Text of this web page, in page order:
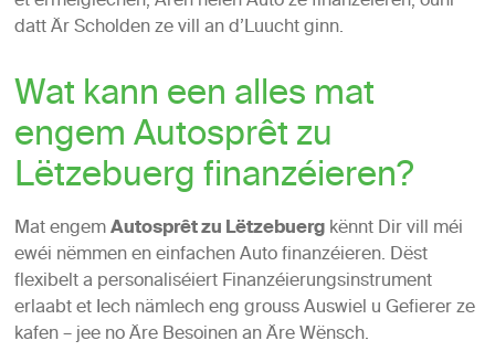
datt Är Scholden ze vill an d’Luucht ginn.
Wat kann een alles mat
engem Autosprêt zu
Lëtzebuerg finanzéieren?
Mat engemAutosprêt zu Lëtzebuergkënnt Dir vill méi
ewéi nëmmen en einfachen Auto finanzéieren. Dëst
flexibelt a personaliséiert Finanzéierungsinstrument
erlaabt et Iech nämlech eng grouss Auswiel u Gefierer ze
kafen – jee no Äre Besoinen an Äre Wënsch.